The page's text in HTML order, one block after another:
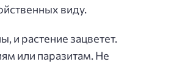
виду.
и растение зацветет.
или паразитам. Не